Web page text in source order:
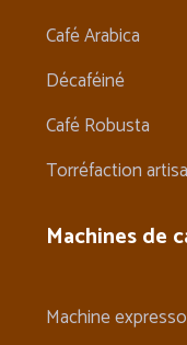
Café Arabica
Décaféiné
Café Robusta
Torréfaction
Machines de
Machine